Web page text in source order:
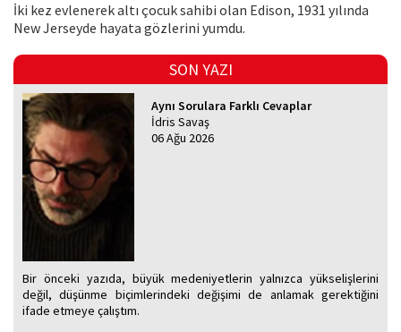
İki kez evlenerek altı çocuk sahibi olan Edison, 1931 yılında
New Jerseyde hayata gözlerini yumdu.
SON YAZI
Aynı Sorulara Farklı Cevaplar
İdris Savaş
06 Ağu 2026
Bir önceki yazıda, büyük medeniyetlerin yalnızca yükselişlerini
değil, düşünme biçimlerindeki değişimi de anlamak gerektiğini
ifade etmeye çalıştım.